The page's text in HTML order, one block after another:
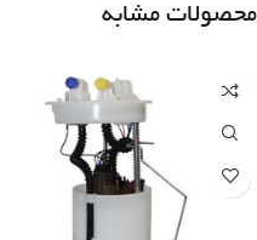
محصولات مشابه